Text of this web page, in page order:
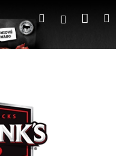
Hľadať